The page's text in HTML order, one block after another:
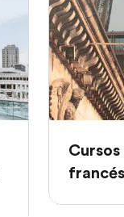
francés